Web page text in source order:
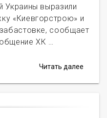
Украины выразили
«Киевгорстрою» и
сообщает
ХК …
Читать далее